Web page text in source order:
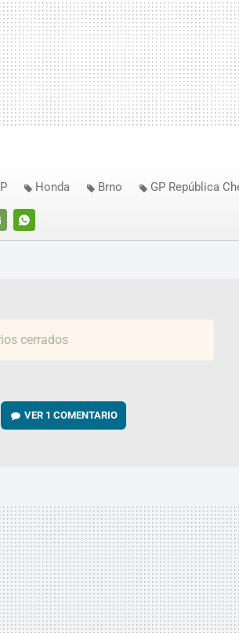
WHATSAPP
Honda Brno GP República
cerrados
VER 1 COMENTARIO